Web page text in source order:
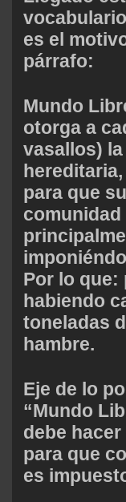
es el
párrafo:
Mundo
otorga a
vasallos)
para que
Por lo que:
habiendo
toneladas
hambre.
Eje de lo
“Mundo
debe
para que
es